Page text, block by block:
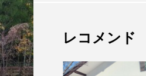
レコメンド